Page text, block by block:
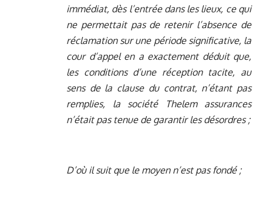
immédiat, dès l’entrée dans les lieux, ce qui
ne permettait pas de retenir l’absence de
réclamation sur une période significative, la
cour d’appel en a exactement déduit que,
les conditions d’une réception tacite, au
sens de la clause du contrat, n’étant pas
remplies, la société Thelem assurances
n’était pas tenue de garantir les désordres ;
D’où il suit que le moyen n’est pas fondé ;